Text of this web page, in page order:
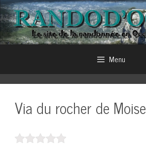
Aller
au
contenu
Menu
Via du rocher de Moise